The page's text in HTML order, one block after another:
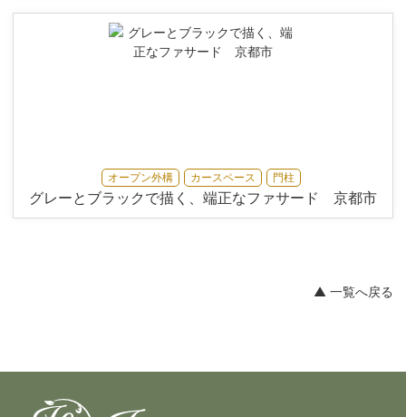
オープン外構 カースペース 門柱
グレーとブラックで描く、端正なファサード 京都市
▲ 一覧へ戻る